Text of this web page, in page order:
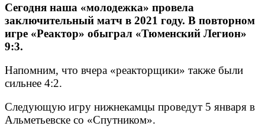
Сегодня наша «молодежка» провела
заключительный матч в 2021 году. В повторном
игре «Реактор» обыграл «Тюменский Легион»
9:3.
Напомним, что вчера «реакторщики» также были
сильнее 4:2.
Следующую игру нижнекамцы проведут 5 января в
Альметьевске со «Спутником».